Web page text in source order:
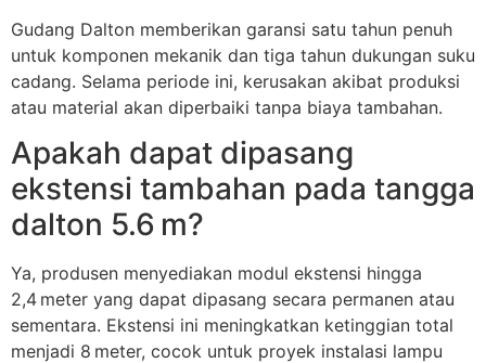
Gudang Dalton memberikan garansi satu tahun penuh
untuk komponen mekanik dan tiga tahun dukungan suku
cadang. Selama periode ini, kerusakan akibat produksi
atau material akan diperbaiki tanpa biaya tambahan.
Apakah dapat dipasang
ekstensi tambahan pada tangga
dalton 5.6 m?
Ya, produsen menyediakan modul ekstensi hingga
2,4 meter yang dapat dipasang secara permanen atau
sementara. Ekstensi ini meningkatkan ketinggian total
menjadi 8 meter, cocok untuk proyek instalasi lampu